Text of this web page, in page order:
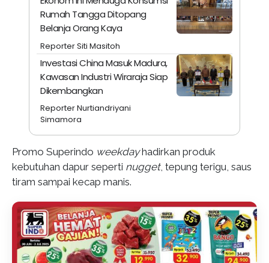
Rumah Tangga Ditopang
Belanja Orang Kaya
Reporter Siti Masitoh
Investasi China Masuk Madura,
Kawasan Industri Wiraraja Siap
Dikembangkan
Reporter Nurtiandriyani
Simamora
Promo Superindo weekdayhadirkan produk
kebutuhan dapur seperti nugget, tepung terigu, saus
tiram sampai kecap manis.